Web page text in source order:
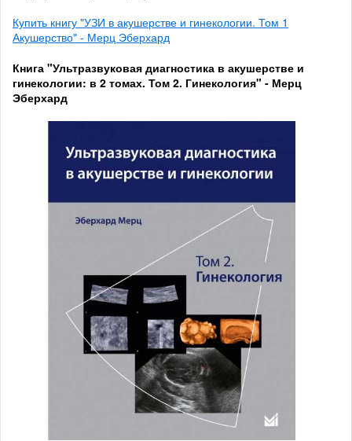
Купить книгу "УЗИ в акушерстве и гинекологии. Том 1
Акушерство" - Мерц Эберхард
Книга "Ультразвуковая диагностика в акушерстве и
гинекологии: в 2 томах. Том 2. Гинекология" - Мерц
Эберхард